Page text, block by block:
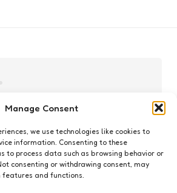
Manage Consent
we use technologies like cookies to
information. Consenting to these
to process data such as browsing behavior or
consenting or withdrawing consent, may
and functions.
noise, whether it be political,
Some days that means
some days it means decoding
it means staring down the